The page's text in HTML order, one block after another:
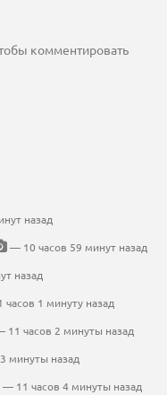
комментировать
назад
— 10 часов 59 минут назад
назад
1 минуту назад
11 часов 2 минуты назад
минуты назад
— 11 часов 4 минуты назад